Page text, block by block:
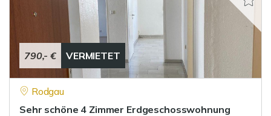
790,- € VERMIETET
Rodgau
Sehr schöne 4 Zimmer Erdgeschosswohnung